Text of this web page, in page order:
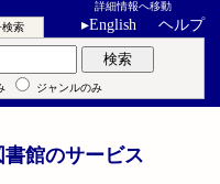
詳細情報へ移動
▸English ヘルプ
検索
検索
ジャンルのみ
書館のサービス